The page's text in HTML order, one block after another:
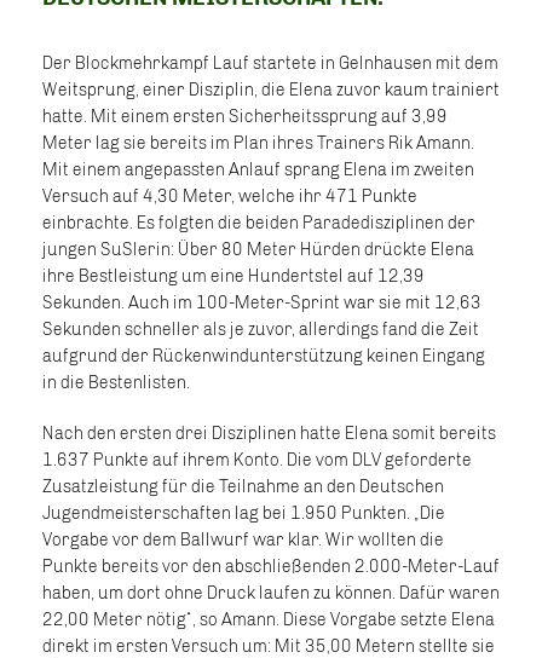
Der Blockmehrkampf Lauf startete in Gelnhausen mit dem
Weitsprung, einer Disziplin, die Elena zuvor kaum trainiert
hatte. Mit einem ersten Sicherheitssprung auf 3,99
Meter lag sie bereits im Plan ihres Trainers Rik Amann.
Mit einem angepassten Anlauf sprang Elena im zweiten
Versuch auf 4,30 Meter, welche ihr 471 Punkte
einbrachte. Es folgten die beiden Paradedisziplinen der
jungen SuSlerin: Über 80 Meter Hürden drückte Elena
ihre Bestleistung um eine Hundertstel auf 12,39
Sekunden. Auch im 100-Meter-Sprint war sie mit 12,63
Sekunden schneller als je zuvor, allerdings fand die Zeit
aufgrund der Rückenwindunterstützung keinen Eingang
in die Bestenlisten.
Nach den ersten drei Disziplinen hatte Elena somit bereits
1.637 Punkte auf ihrem Konto. Die vom DLV geforderte
Zusatzleistung für die Teilnahme an den Deutschen
Jugendmeisterschaften lag bei 1.950 Punkten. „Die
Vorgabe vor dem Ballwurf war klar. Wir wollten die
Punkte bereits vor den abschließenden 2.000-Meter-Lauf
haben, um dort ohne Druck laufen zu können. Dafür waren
22,00 Meter nötig“, so Amann. Diese Vorgabe setzte Elena
direkt im ersten Versuch um: Mit 35,00 Metern stellte sie